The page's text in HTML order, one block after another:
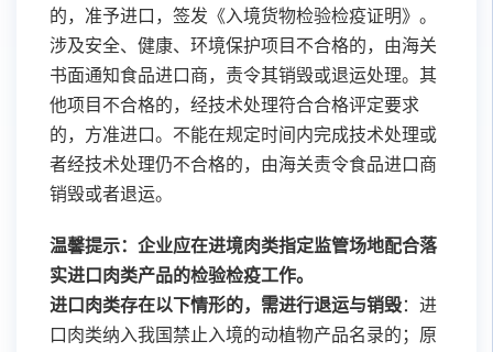
的，准予进口，签发《入境货物检验检疫证明》。
涉及安全、健康、环境保护项目不合格的，由海关
书面通知食品进口商，责令其销毁或退运处理。其
他项目不合格的，经技术处理符合合格评定要求
的，方准进口。不能在规定时间内完成技术处理或
者经技术处理仍不合格的，由海关责令食品进口商
销毁或者退运。
温馨提示：企业应在进境肉类指定监管场地配合落
实进口肉类产品的检验检疫工作。
进口肉类存在以下情形的，需进行退运与销毁：进
口肉类纳入我国禁止入境的动植物产品名录的；原